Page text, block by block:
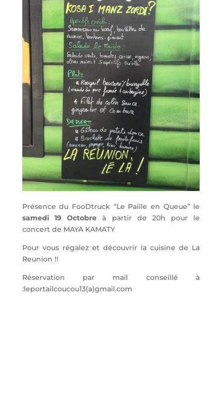
Présence du FooDtruck “Le Paille en Queue” le
samedi 19 Octobre à partir de 20h pour le
concert de MAYA KAMATY
Pour vous régalez et découvrir la cuisine de La
Reunion !!
Réservation par mail conseillé à
:leportailcoucou13(a)gmail.com